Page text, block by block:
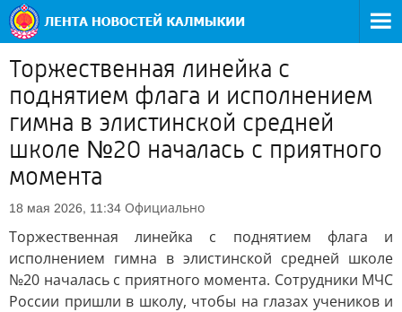
Торжественная линейка с
поднятием флага и исполнением
гимна в элистинской средней
школе №20 началась с приятного
момента
18 мая 2026, 11:34 Официально
Торжественная линейка с поднятием флага и
исполнением гимна в элистинской средней школе
№20 началась с приятного момента. Сотрудники МЧС
России пришли в школу, чтобы на глазах учеников и